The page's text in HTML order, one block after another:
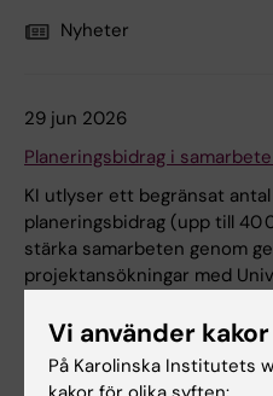
Nyheter
29 jun 2026
Planeringsbidrag i
KI utlyser ett begränsat
planeringsbidrag (upp till
stärka samarbeten genom
projektansökningar med
Nyheter
Målgrupp:
Vi använder
På Karolinska Institutets